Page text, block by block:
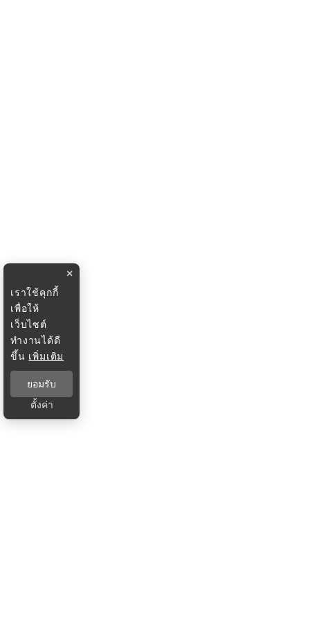
×
เราใช้คุกกี้
เพื่อให้
เว็บไซต์
ทำงานได้ดี
ขึ้น เพิ่มเติม
ยอมรับ
ตั้งค่า